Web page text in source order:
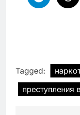
Tagged:
преступления